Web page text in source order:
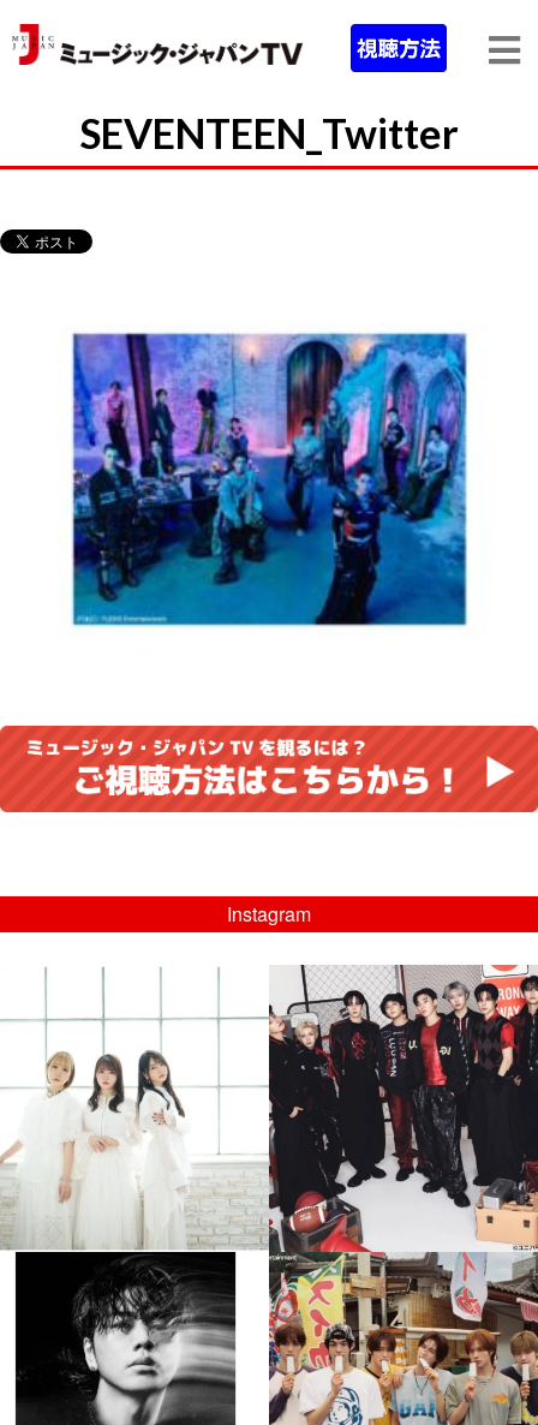
SEVENTEEN_Twitter
Instagram
...
8月 4
4 0
musicjapantv
💡08/05(水)23:00特番放送！
...
8月 4
4 0
musicjapantv
💡8月特番放送決定！
...
8月 4
608 0
musicjapantv
💡8月特番放送決定！
...
8月 4
6 0